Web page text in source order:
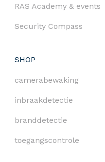
RAS Academy & events
Security Compass
SHOP
camerabewaking
inbraakdetectie
branddetectie
toegangscontrole